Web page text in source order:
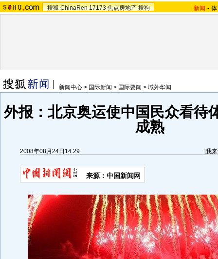
搜狐 ChinaRen 17173 焦点房地产 搜狗 新闻 -
新闻中心 > 国际新闻 > 国际要闻 > 域外华闻
外报：北京奥运使中国民众看待
成熟
2008年08月24日14:29 [我
来源：中国新闻网